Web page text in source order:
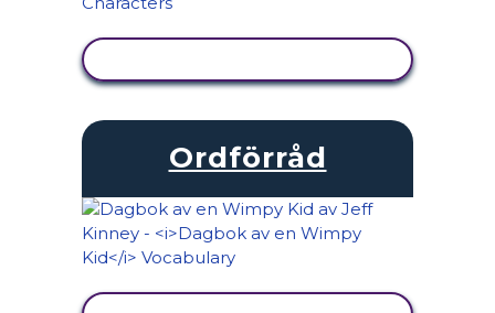
Ordförråd